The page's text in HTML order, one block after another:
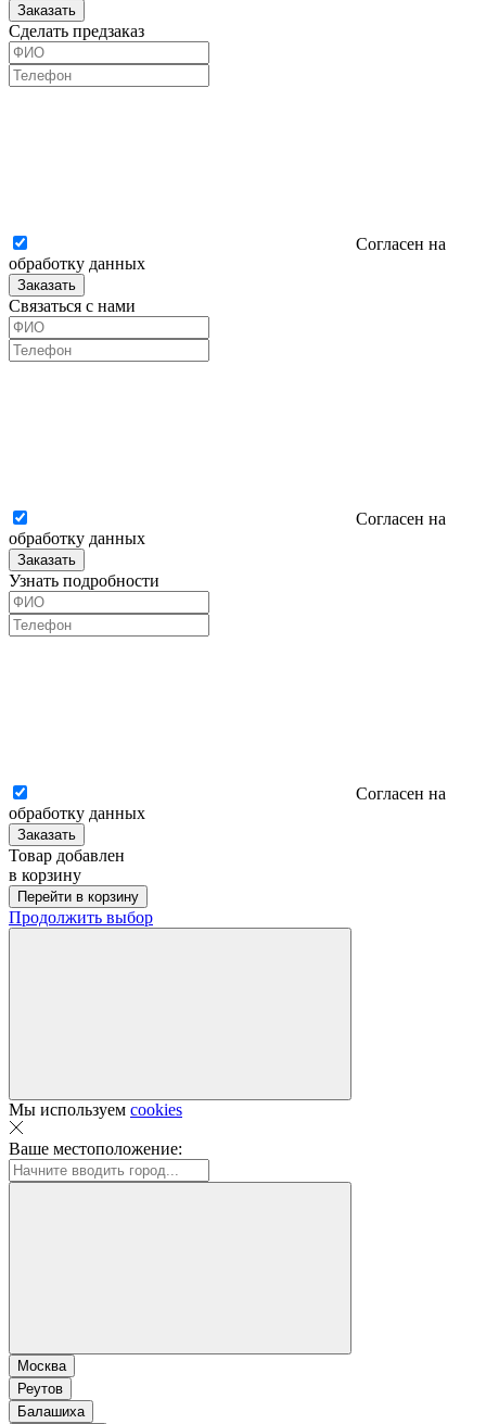
Заказать
Сделать предзаказ
Согласен на
обработку данных
Заказать
Связаться с нами
Согласен на
обработку данных
Заказать
Узнать подробности
Согласен на
обработку данных
Заказать
Товар добавлен
в корзину
Перейти в корзину
Продолжить выбор
Мы используем cookies
Ваше местоположение:
Москва
Реутов
Балашиха